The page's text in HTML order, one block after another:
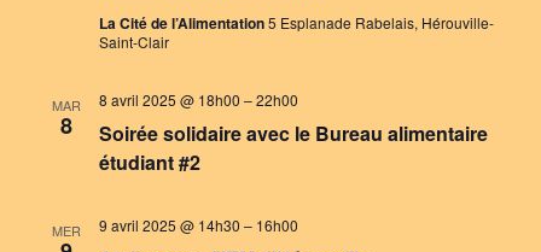
La Cité de l’Alimentation5 Esplanade Rabelais, Hérouville-
Saint-Clair
MAR
8
Soirée solidaire avec le Bureau alimentaire
étudiant #2
8 avril 2025 @ 18h00 –22h00
MER 9 avril 2025 @ 14h30 – 16h00